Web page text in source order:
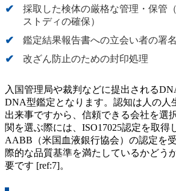
採取した検体の厳格な管理・保管
ストディの確保）
鑑定結果報告書への立会い者の署
改ざん防止のための封印処理
入国管理局や裁判などに提出される
DNA型鑑定となります。認知は人の人
出来事ですから、信頼できる会社を選
関を選ぶ際には、ISO17025認定を取得
AABB（米国血液銀行協会）の認定を
際的な品質基準を満たしているかどう
要です [ref:7]。